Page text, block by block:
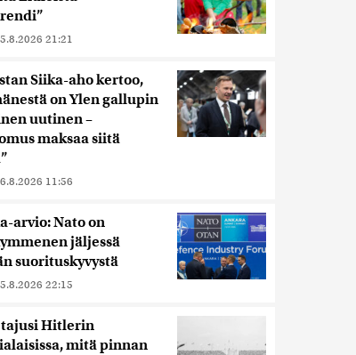
5.8.2026 21:21
Siika-aho kertoo,
on Ylen gallupin
uutinen –
maksaa siitä
6.8.2026 11:56
arvio: Nato on
jäljessä
suorituskyvystä
5.8.2026 22:15
Hitlerin
mitä pinnan